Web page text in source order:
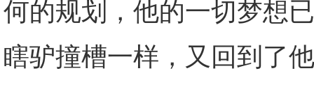
何的规划，他的一切梦想
瞎驴撞槽一样，又回到了